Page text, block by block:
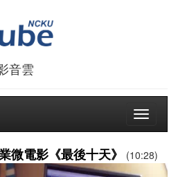
音雲
Toggle
微電影《最後十天》 (10:28)